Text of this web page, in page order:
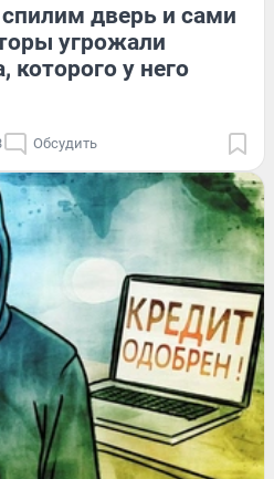
дверь и сами
угрожали
которого у него
Обсудить